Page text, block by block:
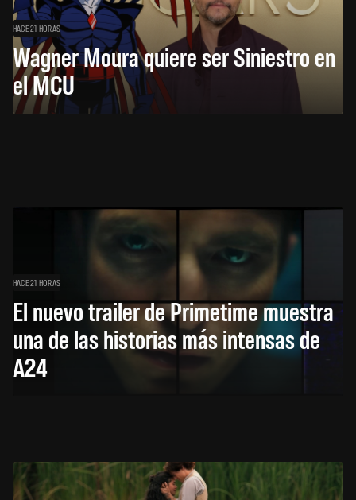
HACE 21 HORAS
Wagner Moura quiere ser Siniestro en
el MCU
HACE 21 HORAS
El nuevo trailer de Primetime muestra
una de las historias más intensas de
A24